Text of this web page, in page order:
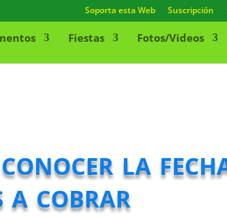
Soporta esta Web Suscripción
Fiestas Fotos/Videos
la
a cobrar